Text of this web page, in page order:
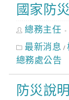
國家防
Post
author:
總務主任
Post
category:
最新消息 /
總務處公告
防災說